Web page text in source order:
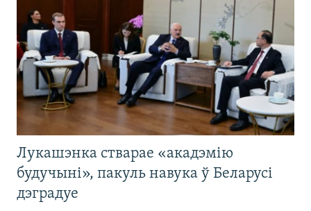
Лукашэнка стварае «акадэмію
будучыні», пакуль навука ў Беларусі
дэградуе